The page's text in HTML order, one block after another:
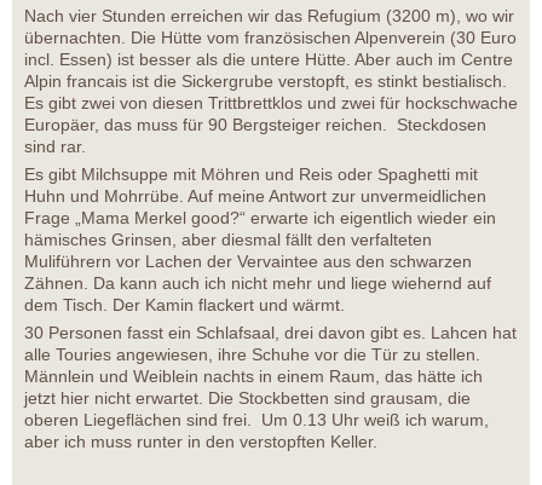
Nach vier Stunden erreichen wir das Refugium (3200 m), wo wir
übernachten. Die Hütte vom französischen Alpenverein (30 Euro
incl. Essen) ist besser als die untere Hütte. Aber auch im Centre
Alpin francais ist die Sickergrube verstopft, es stinkt bestialisch.
Es gibt zwei von diesen Trittbrettklos und zwei für hockschwache
Europäer, das muss für 90 Bergsteiger reichen. Steckdosen
sind rar.
Es gibt Milchsuppe mit Möhren und Reis oder Spaghetti mit
Huhn und Mohrrübe. Auf meine Antwort zur unvermeidlichen
Frage „Mama Merkel good?“ erwarte ich eigentlich wieder ein
hämisches Grinsen, aber diesmal fällt den verfalteten
Muliführern vor Lachen der Vervaintee aus den schwarzen
Zähnen. Da kann auch ich nicht mehr und liege wiehernd auf
dem Tisch. Der Kamin flackert und wärmt.
30 Personen fasst ein Schlafsaal, drei davon gibt es. Lahcen hat
alle Touries angewiesen, ihre Schuhe vor die Tür zu stellen.
Männlein und Weiblein nachts in einem Raum, das hätte ich
jetzt hier nicht erwartet. Die Stockbetten sind grausam, die
oberen Liegeflächen sind frei. Um 0.13 Uhr weiß ich warum,
aber ich muss runter in den verstopften Keller.